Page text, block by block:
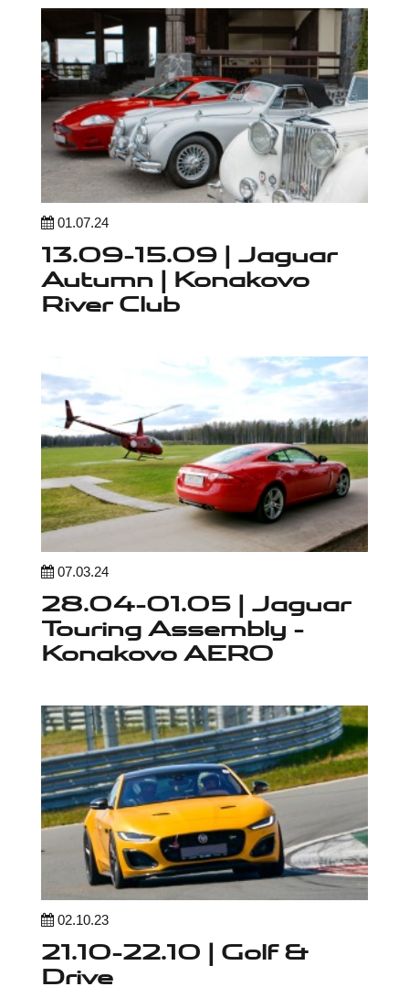
01.07.24
13.09-15.09 | Jaguar
Autumn | Konakovo
River Club
07.03.24
28.04-01.05 | Jaguar
Touring Assembly -
Konakovo AERO
02.10.23
21.10-22.10 | Golf &
Drive